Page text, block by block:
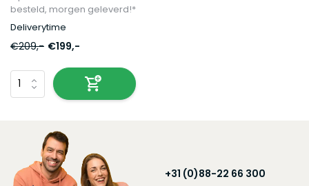
besteld, morgen geleverd!*
Deliverytime
€209,- €199,-
+31 (0)88-22 66 300